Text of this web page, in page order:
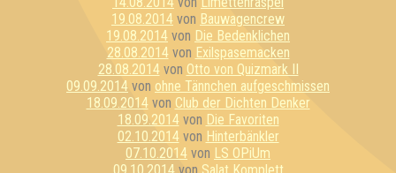
19.08.2014 von Bauwagencrew
19.08.2014 von Die Bedenklichen
28.08.2014von Exilspasemacken
28.08.2014von Otto von Quizmark II
09.09.2014 von ohne Tännchen aufgeschmissen
18.09.2014von Club der Dichten Denker
18.09.2014von Die Favoriten
02.10.2014von Hinterbänkler
07.10.2014 von LS OPiUm